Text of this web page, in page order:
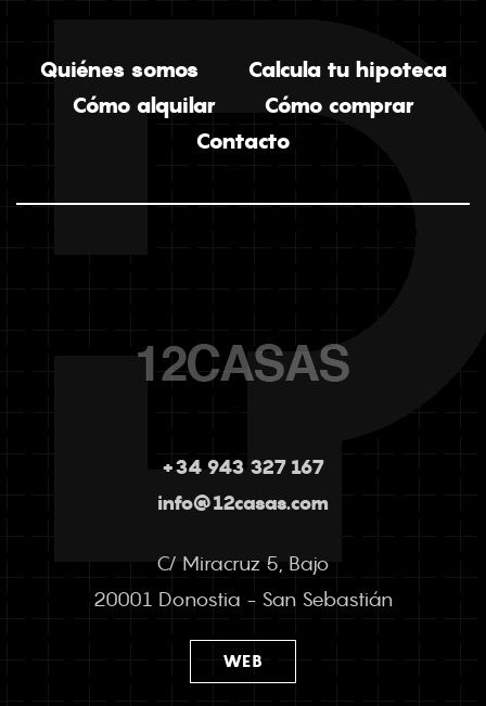
Quiénes somos
Calcula tu hipoteca
Cómo alquilar
Cómo comprar
Contacto
+34 943 327 167
info@12casas.com
C/ Miracruz 5, Bajo
20001 Donostia - San Sebastián
WEB